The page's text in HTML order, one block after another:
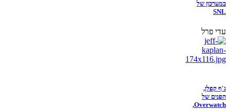
במערכון של
SNL
עדי פרל
ג'ף קפלן,
הפנים של
Overwatch,